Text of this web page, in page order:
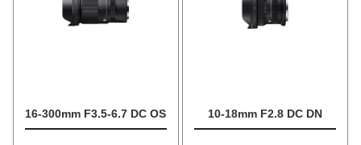
16-300mm F3.5-6.7 DC OS 10-18mm F2.8 DC DN